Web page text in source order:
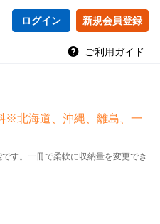
ログイン 新規会員登録
ご利用ガイド
※北海道、沖縄、離島、一
す。一冊で柔軟に収納量を変更でき